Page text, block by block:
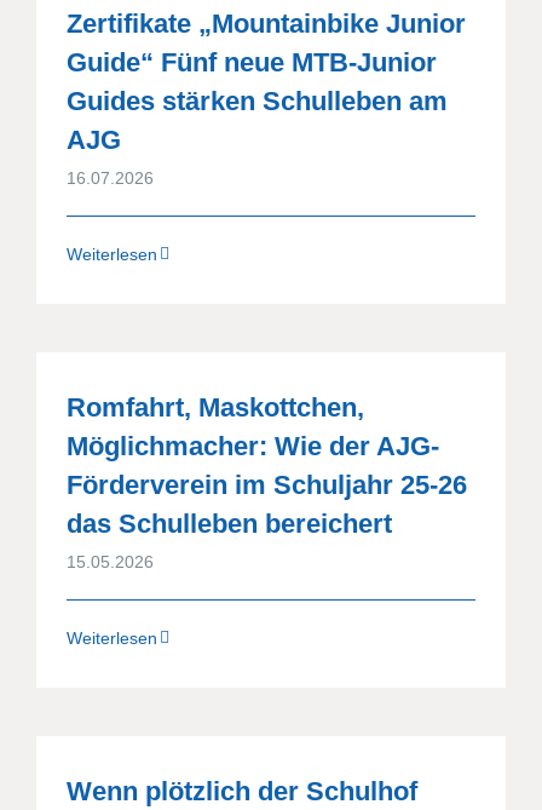
Zertifikate „Mountainbike Junior
Guide“ Fünf neue MTB-Junior
Guides stärken Schulleben am
AJG
16.07.2026
Weiterlesen
Romfahrt, Maskottchen,
Möglichmacher: Wie der AJG-
Förderverein im Schuljahr 25-26
das Schulleben bereichert
15.05.2026
Weiterlesen
Wenn plötzlich der Schulhof